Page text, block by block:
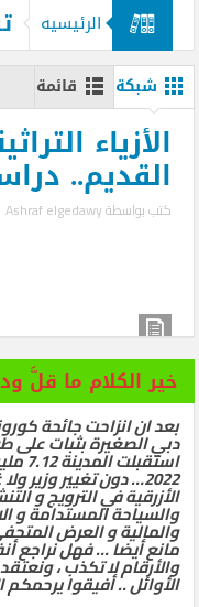
الرئيسيه
شبكة قائمة
الأزياء
القديم..
كتب بواسطةAshraf elgedawy
خير الكلام ما قلَّ
بعد ان انزاحت جائحة
دبي الصغيرة بثبات على
2022… دون تغيير
الأزرقية في الترويج و
والسياحة المستدامة و
والمالية و العرض
مانع أيضا … فهل نراجع
والأرقام لا تكذب ،
الأوائل .. أفيقوا يرحمكم